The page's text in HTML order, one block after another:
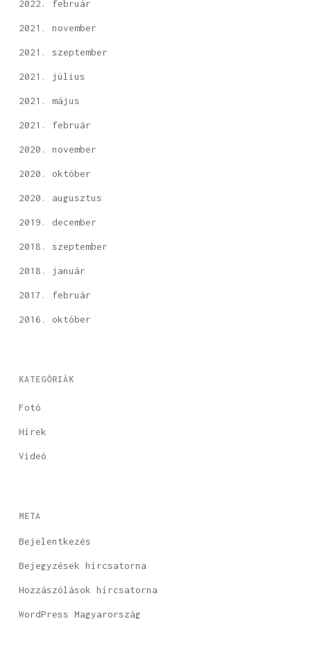
2022. február
2021. november
2021. szeptember
2021. július
2021. május
2021. február
2020. november
2020. október
2020. augusztus
2019. december
2018. szeptember
2018. január
2017. február
2016. október
KATEGÓRIÁK
Fotó
Hírek
Videó
META
Bejelentkezés
Bejegyzések hírcsatorna
Hozzászólások hírcsatorna
WordPress Magyarország